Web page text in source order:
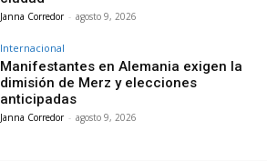
Janna Corredor - agosto 9, 2026
Internacional
Manifestantes en Alemania exigen la
dimisión de Merz y elecciones
anticipadas
Janna Corredor - agosto 9, 2026